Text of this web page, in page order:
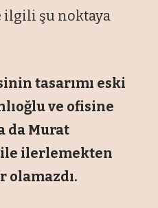
ilgili şu noktaya
tasarımı eski
ve ofisine
da Murat
ile ilerlemekten
olamazdı.